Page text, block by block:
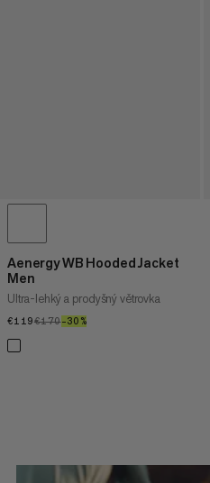
Aenergy WB Hooded Jacket
Men
Ultra-lehký a prodyšný větrovka
€119€119
€170€170
–30%